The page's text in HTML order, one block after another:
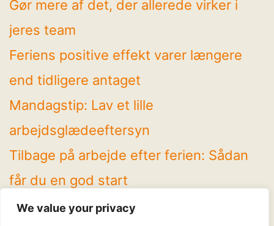
We value your privacy
Gør mere af det, der allerede virker i
jeres team
Feriens positive effekt varer længere
end tidligere antaget
Mandagstip: Lav et lille
arbejdsglædeeftersyn
Tilbage på arbejde efter ferien: Sådan
får du en god start
4 spændende temaer på Arbejdsglæde